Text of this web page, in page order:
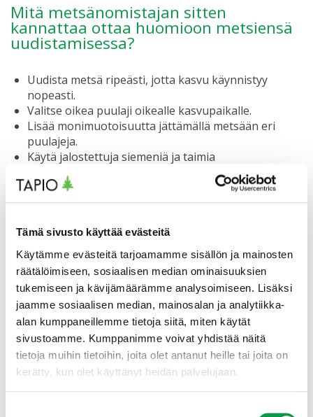
Tämä sivusto käyttää evästeitä
Käytämme evästeitä tarjoamamme sisällön ja mainosten
räätälöimiseen, sosiaalisen median ominaisuuksien
tukemiseen ja kävijämäärämme analysoimiseen. Lisäksi
jaamme sosiaalisen median, mainosalan ja analytiikka-
alan kumppaneillemme tietoja siitä, miten käytät
sivustoamme. Kumppanimme voivat yhdistää näitä
tietoja muihin tietoihin, joita olet antanut heille tai joita on
kerätty, kun olet käyttänyt heidän palvelujaan.
Mitä metsänomistajan sitten
kannattaa ottaa huomioon metsiensä
uudistamisessa?
Uudista metsä ripeästi, jotta kasvu käynnistyy
nopeasti.
Valitse oikea puulaji oikealle kasvupaikalle.
Lisää monimuotoisuutta jättämällä metsään eri
puulajeja.
Käytä jalostettuja siemeniä ja taimia
metsänkasvatuksen tehostamiseksi.
Metsäntuntijat-podcast jatkuu keväällä 2025 uusin
jaksoin. Seuraava jakso julkaistaan keskiviikkona
2.4.2025 ja tuolloin keskustellaan suomalaisten
metsäkoneyritysten vastuullisuustyöstä. Pysy kuulolla
ja laitaMetsäntuntijat seurantaan Spotifyssa
Lisätietoja